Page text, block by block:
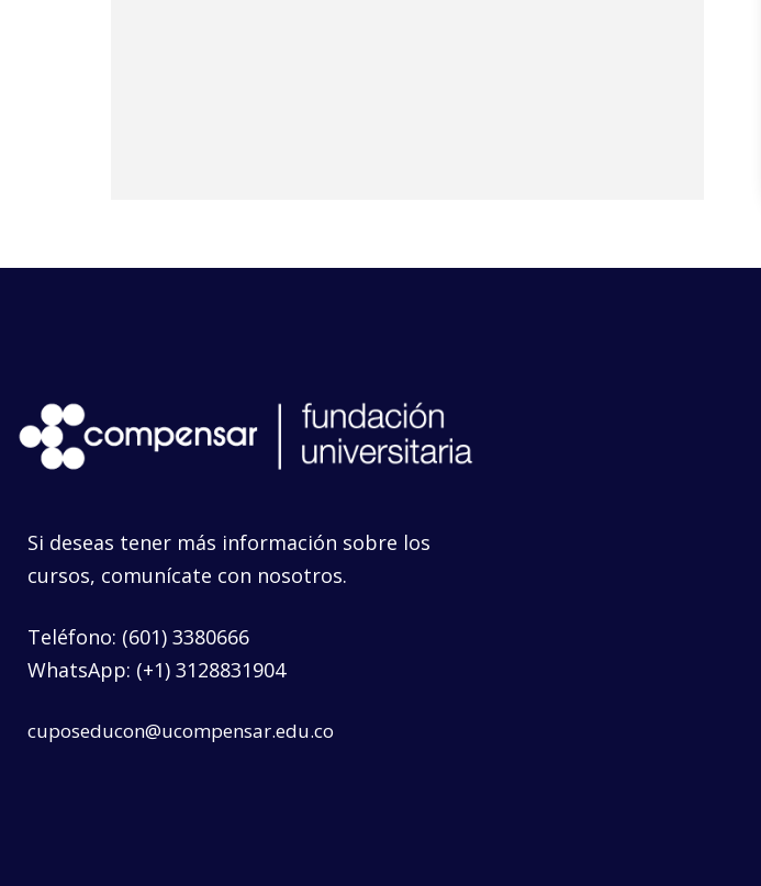
Si deseas tener más información sobre los
cursos, comunícate con nosotros.
Teléfono: (601) 3380666
WhatsApp: (+1) 3128831904
cuposeducon@ucompensar.edu.co